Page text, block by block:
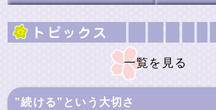
一覧を見る
”続ける”という大切さ